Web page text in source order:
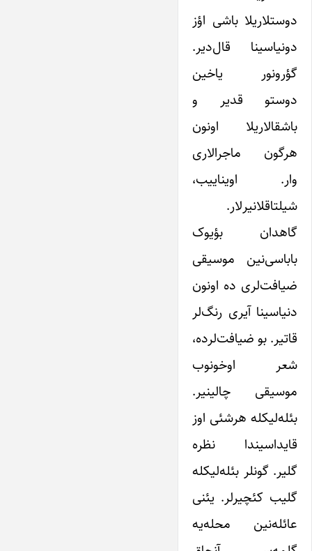
دوستلاریلا باشی اؤز
دونیاسینا قال‌دیر.
گؤرونور یاخین
دوستو قدیر و
باشقا‌لاریلا اونون
هرگون ماجرالاری
وار. اویناییب،
شیلتاقلانیرلار.
گاهدان بؤیوک
باباسی‌نین موسیقی
ضیافت‌لری ده اونون
دنیاسینا آیری رنگ‌لر
قاتیر. بو ضیافت‌لرده،
شعر اوخونوب
موسیقی چالینیر.
بئله‌لیکله هرشئی اوز
قایداسیندا نظره
گلیر. گونلر بئله‌لیکله
گلیب کئچیرلر. یئنی
عائله‌نین محله‌یه